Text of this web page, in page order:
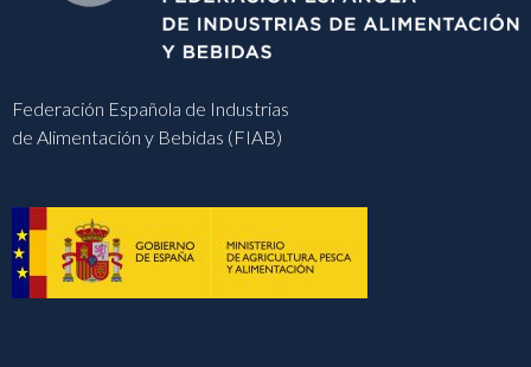
Federación Española de Industrias
de Alimentación y Bebidas (FIAB)